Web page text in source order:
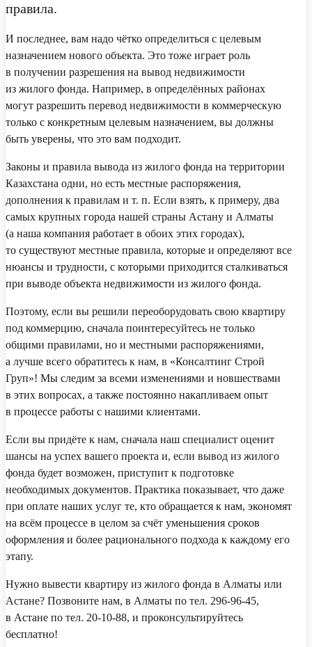
правила.
И последнее, вам надо чётко определиться с целевым
назначением нового объекта. Это тоже играет роль
в получении разрешения на вывод недвижимости
из жилого фонда. Например, в определённых районах
могут разрешить перевод недвижимости в коммерческую
только с конкретным целевым назначением, вы должны
быть уверены, что это вам подходит.
Законы и правила вывода из жилого фонда на территории
Казахстана одни, но есть местные распоряжения,
дополнения к правилам и т. п. Если взять, к примеру, два
самых крупных города нашей страны Астану и Алматы
(а наша компания работает в обоих этих городах),
то существуют местные правила, которые и определяют все
нюансы и трудности, с которыми приходится сталкиваться
при выводе объекта недвижимости из жилого фонда.
Поэтому, если вы решили переоборудовать свою квартиру
под коммерцию, сначала поинтересуйтесь не только
общими правилами, но и местными распоряжениями,
а лучше всего обратитесь к нам, в «Консалтинг Строй
Груп»! Мы следим за всеми изменениями и новшествами
в этих вопросах, а также постоянно накапливаем опыт
в процессе работы с нашими клиентами.
Если вы придёте к нам, сначала наш специалист оценит
шансы на успех вашего проекта и, если вывод из жилого
фонда будет возможен, приступит к подготовке
необходимых документов. Практика показывает, что даже
при оплате наших услуг те, кто обращается к нам, экономят
на всём процессе в целом за счёт уменьшения сроков
оформления и более рационального подхода к каждому его
этапу.
Нужно вывести квартиру из жилого фонда в Алматы или
Астане? Позвоните нам, в Алматы по тел. 296-96-45,
в Астане по тел. 20-10-88, и проконсультируйтесь
бесплатно!